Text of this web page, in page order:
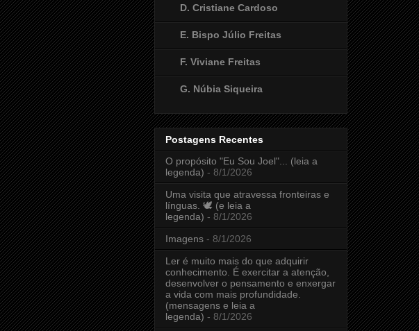
D. Cristiane Cardoso
E. Bispo Júlio Freitas
F. Viviane Freitas
G. Núbia Siqueira
Postagens Recentes
O propósito "Eu Sou Joel"... (leia a
legenda) - 8/1/2026
Uma visita que atravessa fronteiras e
línguas. 🕊️ (e leia a
legenda) - 8/1/2026
Imagens - 8/1/2026
Ler é muito mais do que adquirir
conhecimento. É exercitar a atenção,
desenvolver o pensamento e enxergar
a vida com mais profundidade.
(mensagens e leia a
legenda) - 8/1/2026